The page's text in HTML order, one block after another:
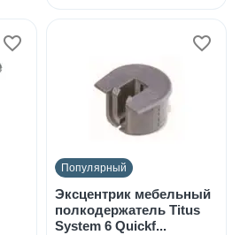
Популярный
Эксцентрик мебельный
полкодержатель Titus
System 6 Quickf...